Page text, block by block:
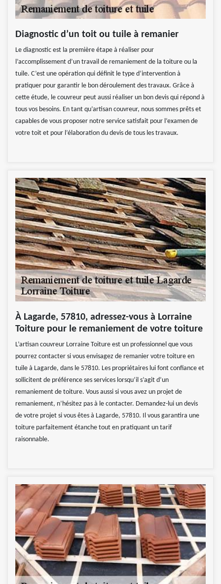
Diagnostic d’un toit ou tuile à remanier
Le diagnostic est la première étape à réaliser pour
l’accomplissement d’un travail de remaniement de la toiture ou la
tuile. C’est une opération qui définit le type d’intervention à
pratiquer pour garantir le bon déroulement des travaux. Grâce à
cette étude, le couvreur peut aussi réaliser un bon devis qui répond à
tous vos besoins. En tant qu’artisan couvreur, nous sommes prêts et
capables de vous proposer notre service satisfait pour l’examen de
votre toit et pour l’élaboration du devis de tous les travaux.
À Lagarde, 57810, adressez-vous à Lorraine
Toiture pour le remaniement de votre toiture
L’artisan couvreur Lorraine Toiture est un professionnel que vous
pourrez contacter si vous envisagez de remanier votre toiture en
tuile à Lagarde, dans le 57810. Les propriétaires lui font confiance et
sollicitent de préférence ses services lorsqu’il s’agit d’un
remaniement de toiture. Vous aussi si vous avez un projet de
remaniement, n’hésitez pas à le contacter. Demandez-lui un devis
de votre projet si vous êtes à Lagarde, 57810. Il vous garantira une
toiture parfaitement étanche tout en pratiquant un tarif
raisonnable.